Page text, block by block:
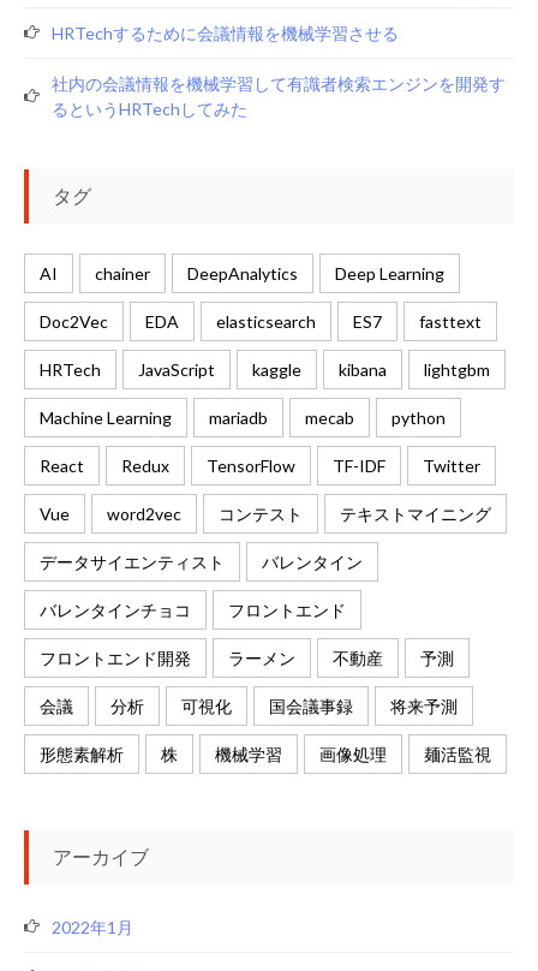
HRTechするために会議情報を機械学習させる
社内の会議情報を機械学習して有識者検索エンジンを開発す
るというHRTechしてみた
タグ
AI chainer DeepAnalytics Deep Learning
Doc2Vec EDA elasticsearch ES7 fasttext
HRTech JavaScript kaggle kibana lightgbm
Machine Learning mariadb mecab python
React Redux TensorFlow TF-IDF Twitter
Vue word2vec コンテスト テキストマイニング
データサイエンティスト バレンタイン
バレンタインチョコ フロントエンド
フロントエンド開発 ラーメン 不動産 予測
会議 分析 可視化 国会議事録 将来予測
形態素解析 株 機械学習 画像処理 麺活監視
アーカイブ
2022年1月